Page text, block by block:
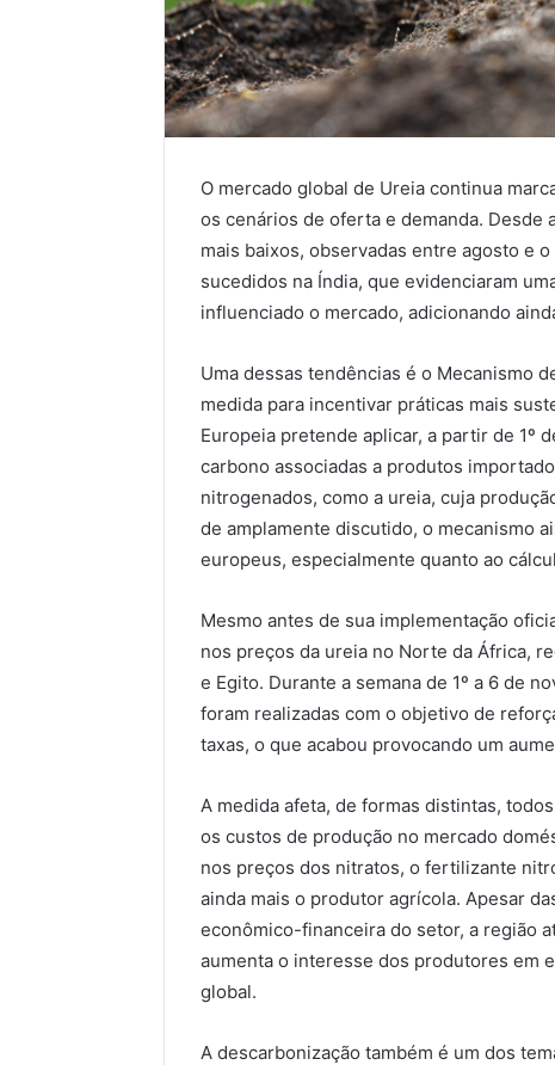
O mercado global de Ureia continua
os cenários de oferta e demanda. Desde
mais baixos, observadas entre agosto e
sucedidos na Índia, que evidenciaram
influenciado o mercado, adicionando
Uma dessas tendências é o Mecanismo
medida para incentivar práticas mais
Europeia pretende aplicar, a partir de 1º
carbono associadas a produtos
nitrogenados, como a ureia, cuja
de amplamente discutido, o mecanismo
europeus, especialmente quanto ao
Mesmo antes de sua implementação
nos preços da ureia no Norte da África,
e Egito. Durante a semana de 1º a 6 de
foram realizadas com o objetivo de
taxas, o que acabou provocando um
A medida afeta, de formas distintas,
os custos de produção no mercado
nos preços dos nitratos, o fertilizante
ainda mais o produtor agrícola. Apesar
econômico-financeira do setor, a região
aumenta o interesse dos produtores em
global.
A descarbonização também é um dos